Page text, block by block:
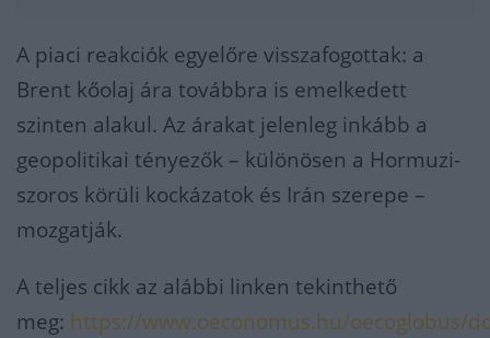
A piaci reakciók egyelőre visszafogottak: a
Brent kőolaj ára továbbra is emelkedett
szinten alakul. Az árakat jelenleg inkább a
geopolitikai tényezők – különösen a Hormuzi-
szoros körüli kockázatok és Irán szerepe –
mozgatják.
A teljes cikk az alábbi linken tekinthető
meg: https://www.oeconomus.hu/oecoglobus/